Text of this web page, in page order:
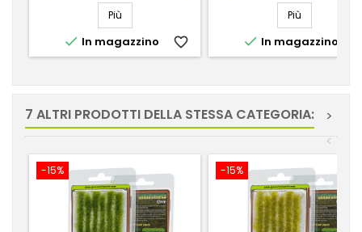
Più
 In magazzino favorite_border
Più
 In magazzino
7 ALTRI PRODOTTI DELLA STESSA CATEGORIA:
>
<
-15% -15%